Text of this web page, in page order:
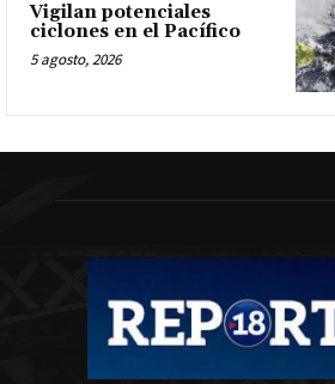
Vigilan potenciales
ciclones en el Pacífico
5 agosto, 2026